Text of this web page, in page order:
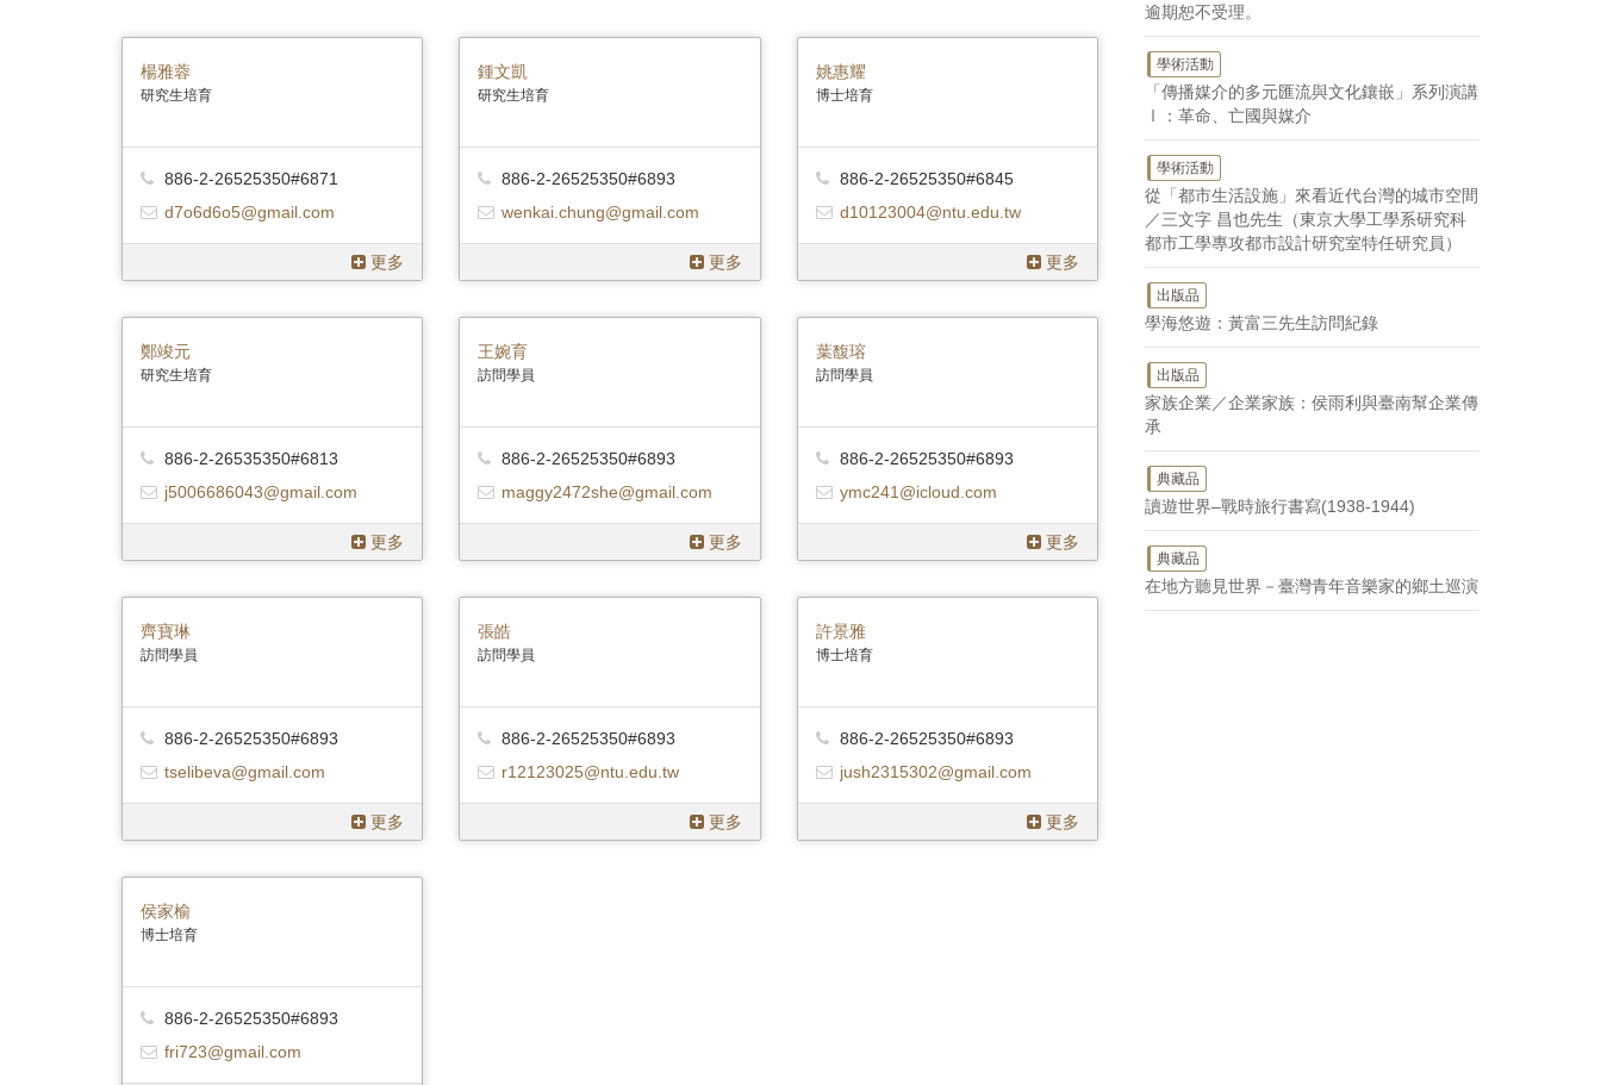
頁
楊雅蓉
研究生培育
886-2-26525350#6871
d7o6d6o5@gmail.com
更多
鍾文凱
研究生培育
886-2-26525350#6893
wenkai.chung@gmail.com
更多
姚惠耀
博士培育
886-2-26525350#6845
d10123004@ntu.edu.tw
更多
鄭竣元
研究生培育
886-2-26535350#6813
j5006686043@gmail.com
更多
王婉育
訪問學員
886-2-26525350#6893
maggy2472she@gmail.com
更多
葉馥瑢
訪問學員
886-2-26525350#6893
ymc241@icloud.com
更多
齊寶琳
訪問學員
886-2-26525350#6893
tselibeva@gmail.com
更多
張皓
訪問學員
886-2-26525350#6893
r12123025@ntu.edu.tw
更多
許景雅
博士培育
886-2-26525350#6893
jush2315302@gmail.com
更多
侯家榆
博士培育
886-2-26525350#6893
fri723@gmail.com
逾期恕不受理。
學術活動
「傳播媒介的多元匯流與文化鑲嵌」系列演講
Ⅰ：革命、亡國與媒介
學術活動
從「都市生活設施」來看近代台灣的城市空間
／三文字 昌也先生（東京大學工學系研究科
都市工學專攻都市設計研究室特任研究員）
出版品
學海悠遊：黃富三先生訪問紀錄
出版品
家族企業／企業家族：侯雨利與臺南幫企業傳
承
典藏品
讀遊世界–戰時旅行書寫(1938-1944)
典藏品
在地方聽見世界－臺灣青年音樂家的鄉土巡演